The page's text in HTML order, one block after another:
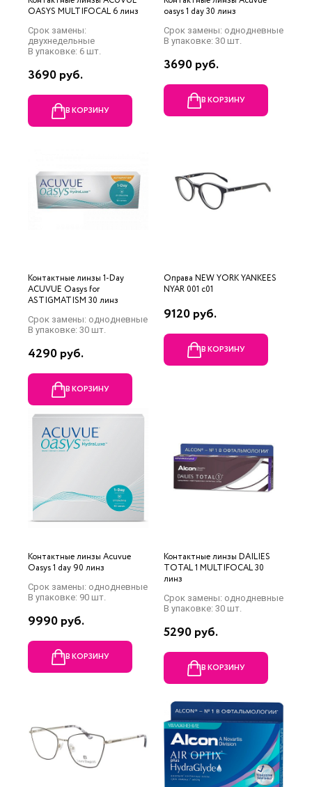
OASYS MULTIFOCAL 6 линз
Срок замены:
двухнедельные
В упаковке: 6 шт.
3690 руб.
В КОРЗИНУ
oasys 1 day 30 линз
Срок замены: однодневные
В упаковке: 30 шт.
3690 руб.
В КОРЗИНУ
Контактные линзы 1-Day
ACUVUE Oasys for
ASTIGMATISM 30 линз
Срок замены: однодневные
В упаковке: 30 шт.
4290 руб.
В КОРЗИНУ
Оправа NEW YORK YANKEES
NYAR 001 c01
9120 руб.
В КОРЗИНУ
Контактные линзы Acuvue
Oasys 1 day 90 линз
Срок замены: однодневные
В упаковке: 90 шт.
9990 руб.
В КОРЗИНУ
Контактные линзы DAILIES
TOTAL 1 MULTIFOCAL 30
линз
Срок замены: однодневные
В упаковке: 30 шт.
5290 руб.
В КОРЗИНУ